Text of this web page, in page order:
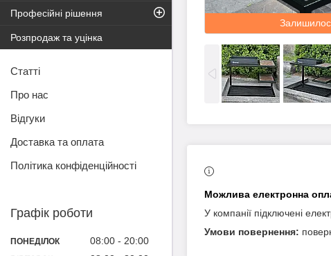
У компанії підключені
Професійні рішення
Розпродаж та уцінка
Статті
Про нас
Відгуки
Доставка та оплата
Політика конфіденційності
Графік роботи
ПОНЕДІЛОК 08:00 20:00